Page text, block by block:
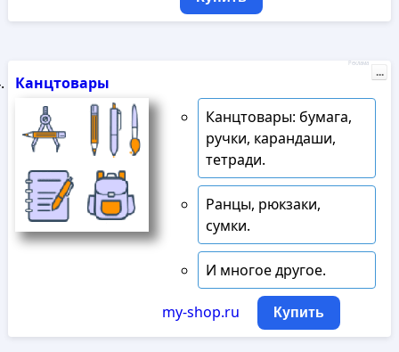
Канцтовары
Канцтовары: бумага,
ручки, карандаши,
тетради.
Ранцы, рюкзаки,
сумки.
И многое другое.
my-shop.ru Купить
Реклама
...